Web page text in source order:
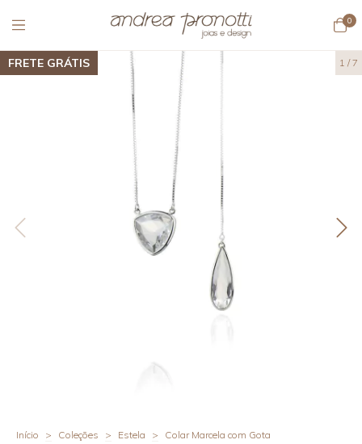
0
FRETE GRÁTIS 1 /7
Início > Coleções > Estela > Colar Marcela com Gota